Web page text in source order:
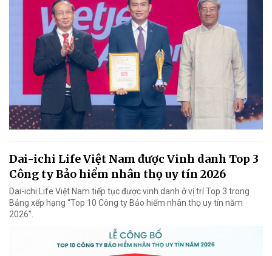
Dai-ichi Life Việt Nam được Vinh danh Top 3
Công ty Bảo hiểm nhân thọ uy tín 2026
Dai-ichi Life Việt Nam tiếp tục được vinh danh ở vị trí Top 3 trong
Bảng xếp hạng “Top 10 Công ty Bảo hiểm nhân thọ uy tín năm
2026”.